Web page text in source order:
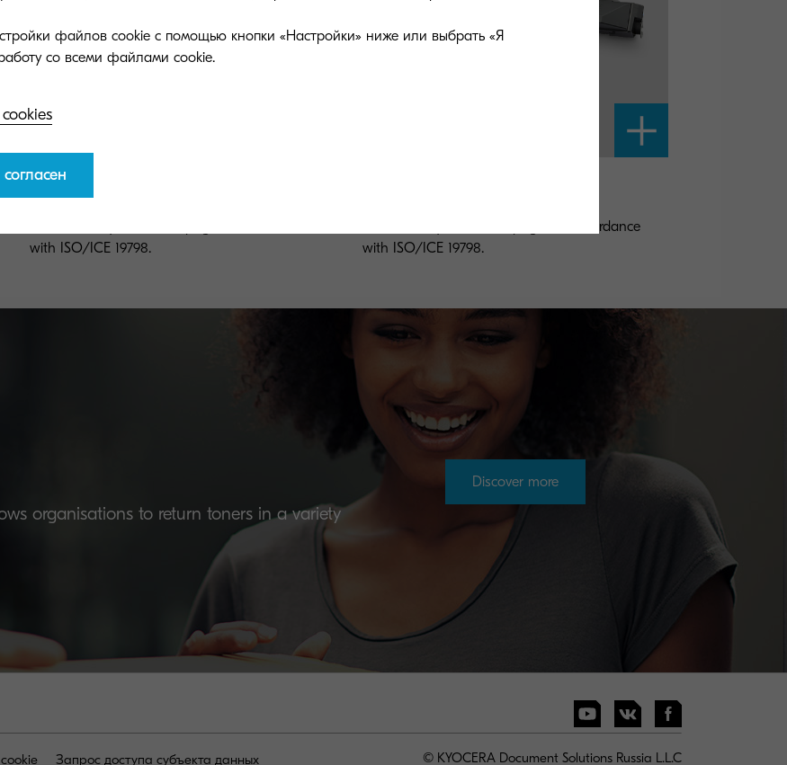
with ISO/ICE 19798.
Black toner yield 30,000 pages in accordance
with ISO/ICE 19798.
organisations to return toners in a variety
Discover more
Запрос доступа субъекта данных © KYOCERA Document Solutions Russia L.L.C
файлов cookie с помощью кнопки «Настройки» ниже или выбрать «Я
согласен», чтобы продолжить работу со всеми файлами cookie.